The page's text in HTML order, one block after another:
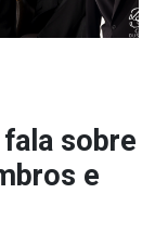
fala sobre
e